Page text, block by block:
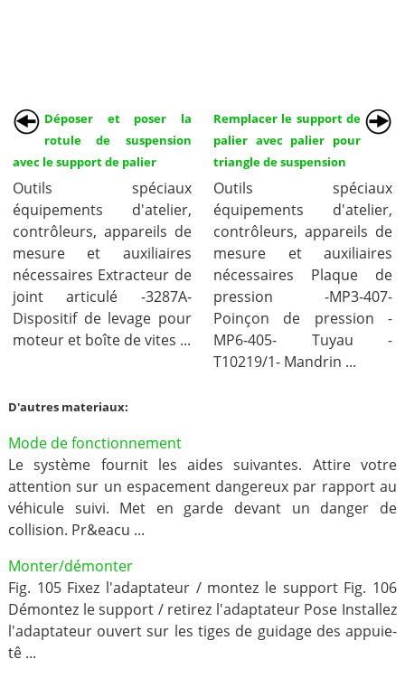
Déposer et poser la
rotule de suspension
avec le support de palier
Outils spéciaux
équipements d'atelier,
contrôleurs, appareils de
mesure et auxiliaires
nécessaires Extracteur de
joint articulé -3287A-
Dispositif de levage pour
moteur et boîte de vites ...
Remplacer le support de
palier avec palier pour
triangle de suspension
Outils spéciaux
équipements d'atelier,
contrôleurs, appareils de
mesure et auxiliaires
nécessaires Plaque de
pression -MP3-407-
Poinçon de pression -
MP6-405- Tuyau -
T10219/1- Mandrin ...
D'autres materiaux:
Mode de fonctionnement
Le système fournit les aides suivantes. Attire votre
attention sur un espacement dangereux par rapport au
véhicule suivi. Met en garde devant un danger de
collision. Pr&eacu ...
Monter/démonter
Fig. 105 Fixez l'adaptateur / montez le support Fig. 106
Démontez le support / retirez l'adaptateur Pose Installez
l'adaptateur ouvert sur les tiges de guidage des appuie-
tê ...